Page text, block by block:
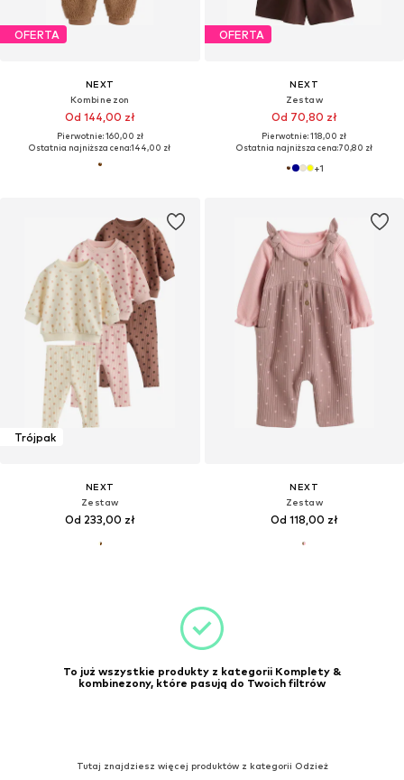
OFERTA
NEXT
Kombinezon
Od 144,00 zł
Pierwotnie: 160,00 zł
Ostatnia najniższa cena:144,00 zł
OFERTA
NEXT
Zestaw
Od 70,80 zł
Pierwotnie: 118,00 zł
Ostatnia najniższa cena:70,80 zł
+1
Trójpak
NEXT
Zestaw
Od 233,00 zł
NEXT
Zestaw
Od 118,00 zł
To już wszystkie produkty z kategorii Komplety &
kombinezony, które pasują do Twoich filtrów
Tutaj znajdziesz więcej produktów z kategorii Odzież